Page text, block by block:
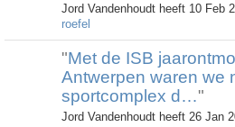
Jord Vandenhoudt heeft 10 Feb
roefel
"Met de ISB
Antwerpen waren we
sportcomplex d…"
Jord Vandenhoudt heeft 26 Jan